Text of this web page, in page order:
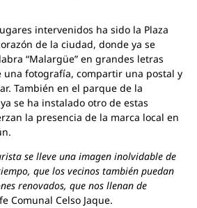
intervenidos ha sido la Plaza
de la ciudad, donde ya se
“Malargüe” en grandes letras
una fotografía, compartir una postal y
También en el parque de la
se ha instalado otro de estas
la presencia de la marca local en
se lleve una imagen inolvidable de
que los vecinos también puedan
renovados, que nos llenan de
Comunal Celso Jaque.